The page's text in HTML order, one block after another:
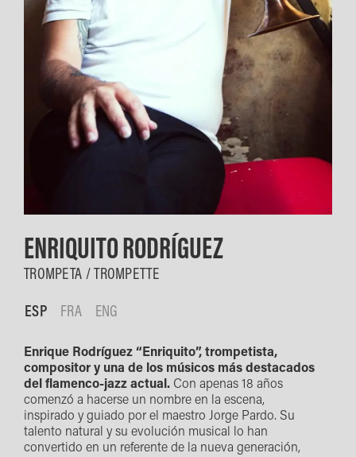
ENRIQUITO RODRÍGUEZ
TROMPETA / TROMPETTE
ESP
FRA ENG
Enrique Rodríguez “Enriquito”, trompetista,
compositor y una de los músicos más destacados
del flamenco-jazz actual. Con apenas 18 años
comenzó a hacerse un nombre en la escena,
inspirado y guiado por el maestro Jorge Pardo. Su
talento natural y su evolución musical lo han
convertido en un referente de la nueva generación,